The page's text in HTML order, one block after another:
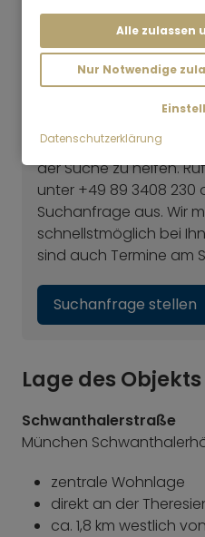
Giulia Fabiani
Consultant |
Noch nicht die
Unser
der Suche zu helfen.
unter +49 89 3408 230
Suchanfrage aus. Wir
schnellstmöglich bei
sind auch Termine am
Suchanfrage stellen
Lage des Objekts
Schwanthalerstraße
München
zentrale Wohnlage
direkt an der
ca. 1,8 km westlich
Alle zulassen
Nur Notwendige
Datenschutzerklärung